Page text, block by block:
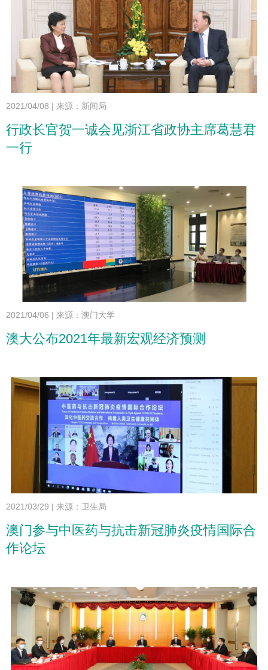
2021/04/08 | 来源：新闻局
行政长官贺一诚会见浙江省政协主席葛慧君
一行
2021/04/06 | 来源：澳门大学
澳大公布2021年最新宏观经济预测
2021/03/29 | 来源：卫生局
澳门参与中医药与抗击新冠肺炎疫情国际合
作论坛